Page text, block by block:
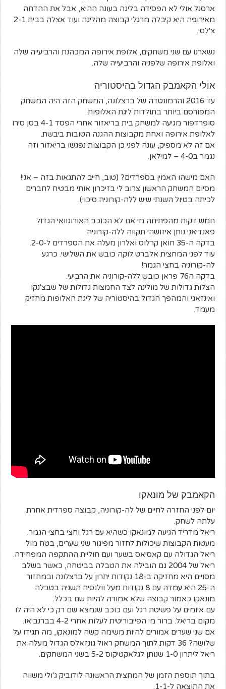
ארסנל אולי לא הפסידה בליגה בעונה ההיא, אבל את ההדחה
מאירופה היא קיבלה מרגלי קבוצה מהליגה ועוד אצלה בבית 2-1
צ'לסי.
נשארנו עם שני משחקים, אלופת אירופה המכהנת והרביעייה שלה
ואלופת אירופה שלפניה והרביעייה שלה.
אולי הקאמבק הגדול בהיסטוריה
עד 2016 והרמונטדה של ברצלונה, המשחק הזה היה המשחק
המפורסם ביותר בתולדות ליגת האלופות.
סופרדפור מגיעה למשחק בית בריאזור אחרי הפסד 4-1 בסן סירו
לאלופת אירופה ואחת מקבוצות ההגנה הטובות ביבשת.
אם זה לא מספיק, עונה לפני כן הקבוצות נפגשו בריאזור וזה
נגמר ב4-0 – למילאן.
האם מישהו האמין בספרדים? (טוב, חייב להתגאות בזה – אני!
מסיום המשחק הראשון צרוב לי בזיכרון אותי מבטיח לחברים
לכיתה בטיול השנתי שיש ללה-קורוניה סיכוי).
חמש דקות מהפתיחה מי אם לא הכוכב האורוגוואי הגדול
פאנדיאני נותן איזושהי תקווה ללה-קורוניה.
בדקה ה-35 חואן קרלוס ואלרון מעלה את הספרדים ל-2-0.
עוד לפני המחצית אלברט לוקה כובש את השלישי. כרגע
לה-קורוניה בחצי הגמר!
בדקה ה76 פראן כובש ללה-קורוניה את הרביעי.
הצלות גדולות של מולינה לצד החמצות גדולות של שבצ'נקו
ואינזאגי והמהפך הגדול בהיסטוריה של ליגת האלופות מחזיק
מעמד.
הקאמבק של מונאקו
יום לפני החזרה לחיים של לה-קורוניה, קבוצה ספרדית אחרת
עלתה לשחק.
ריאל מדריד הגיעה למונאקו כשהיא עם רגל וחצי בחצי הגמר.
מעטות הקבוצות שיכולות לחזור מפיגור שני שערים, בטח מול
ריאל הגדולה עם קאסיאס בשער ועם חוליית ההתקפה המפחידה.
ריאל של 2004 גם הובילה את הטבלה בביטחה, כאשר בשלב
מסויים היא מחזיקה ב-18 נקודות יתרון על ברצלונה ובמחזור
ה-25 היא עמדה עם 8 נקודות מעל וולנסיה השניה בטבלה.
מונאקו כאמור קבוצה שלא אמורה להיות שם בכלל.
עם איומים על פשיטת רגל ועם כוכב שנמצא שם רק כי לא היה לו
מקום בריאל. ברור מי הפייבוריטית לעלות אחרי 4-2 בברנביאו.
אם שני שערים אמורים להיות משימה קשה למונאקו, מה תגידו על
שלושה? 36 דקות לתוך המשחק ראול גונזאלס הגדול מעלה את
ריאל ליתרון 1-0 שנותן לגלאקטיקוס 5-2 בשני המשחקים.
בתוך תוספת הזמן של המחצית הראשונה לודוביק ג'ולי משווה
את התוצאה ל-1-1.